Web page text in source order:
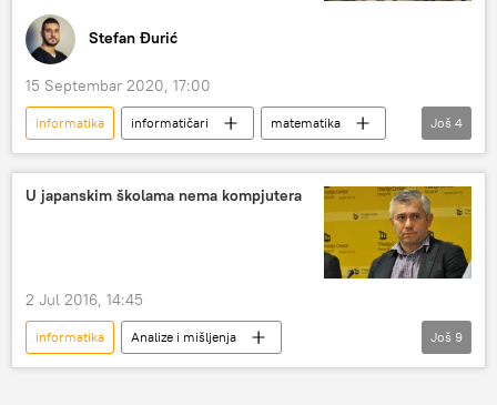
Stefan Đurić
15 Septembar 2020, 17:00
informatika informatičari
matematika
matematičari
Matematička gimnazija
Olimpijada
Još 4
U japanskim školama nema kompjutera
2 Jul 2016, 14:45
informatika
Analize i mišljenja
Komentari i Analitika
Srbija
Japan
Još 9